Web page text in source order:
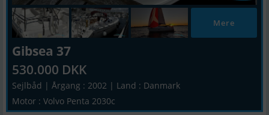
Mere
Gibsea 37
530.000 DKK
Sejlbåd | Årgang : 2002 | Land : Danmark
Motor : Volvo Penta 2030c